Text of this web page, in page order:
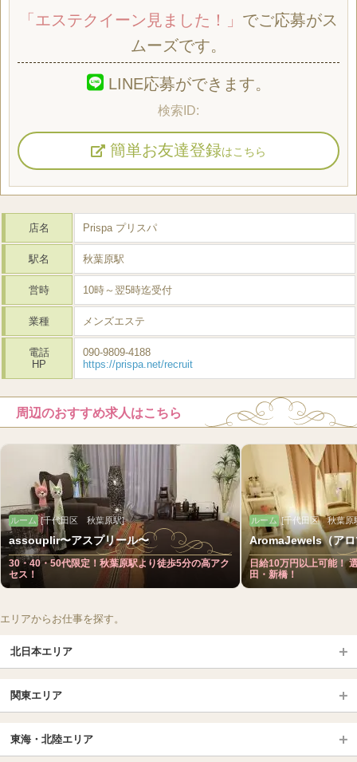
「エステクイーン見ました！」 でご応募がス
ムーズです。
LINE応募ができます。
簡単お友達登録はこちら
店名 Prispa プリスパ
駅名 秋葉原駅
営時 10時～翌5時迄受付
業種 メンズエステ
電話
HP
090-9809-4188
https://prispa.net/recruit
周辺のおすすめ求人はこちら
ルーム [千代田区 秋葉原駅]
assouplir〜アスプリール〜
30・40・50代限定！秋葉原駅より徒歩5分の高アク
セス！
ルーム [千代田区 秋葉原
AromaJewels（ア
日給10万円以上可能！
田・新橋！
エリアからお仕事を探す。
北日本エリア
北海道（札幌・旭川・函館）
青森
岩手 (盛岡・北上)
福島 (いわき・郡山)
山形
関東エリア
大宮・浦和・川口 越谷・春日部
東海・北陸エリア